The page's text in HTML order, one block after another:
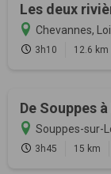
Les deux
Chevannes,
3h10 12.6 km
De Souppes
Souppes-sur-
3h45 15 km